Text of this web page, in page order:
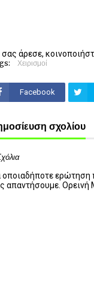
άρεσε,
Χειρισμοί
Facebook
σχολίου
οποιαδήποτε ερώτηση
απαντήσουμε.